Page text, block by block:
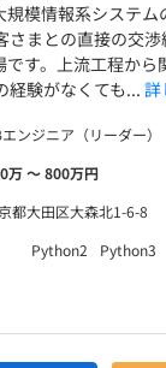
模情報系システム
まとの直接の交
です。上流工程から
験がなくても...詳
ンジニア（リーダー）
万 〜 800万円
都大田区大森北1-6-8
Python2
Python3